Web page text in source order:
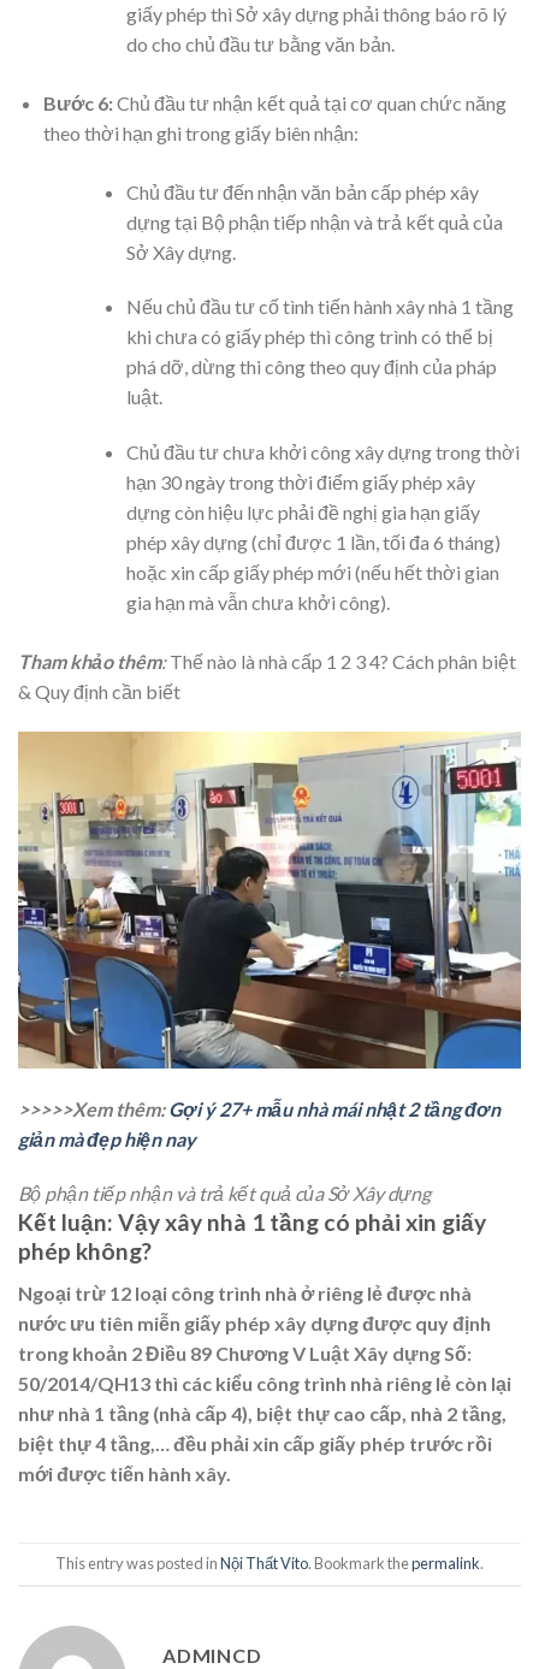
giấy phép thì Sở xây dựng phải thông báo rõ lý
do cho chủ đầu tư bằng văn bản.
Bước 6:Chủ đầu tư nhận kết quả tại cơ quan chức năng
theo thời hạn ghi trong giấy biên nhận:
Chủ đầu tư đến nhận văn bản cấp phép xây
dựng tại Bộ phận tiếp nhận và trả kết quả của
Sở Xây dựng.
Nếu chủ đầu tư cố tình tiến hành xây nhà 1 tầng
khi chưa có giấy phép thì công trình có thể bị
phá dỡ, dừng thi công theo quy định của pháp
luật.
Chủ đầu tư chưa khởi công xây dựng trong thời
hạn 30 ngày trong thời điểm giấy phép xây
dựng còn hiệu lực phải đề nghị gia hạn giấy
phép xây dựng (chỉ được 1 lần, tối đa 6 tháng)
hoặc xin cấp giấy phép mới (nếu hết thời gian
gia hạn mà vẫn chưa khởi công).
Tham khảo thêm:Thế nào là nhà cấp 1 2 3 4? Cách phân biệt
& Quy định cần biết
>>>>>Xem thêm:Gợi ý 27+ mẫu nhà mái nhật 2 tầng đơn
giản mà đẹp hiện nay
Bộ phận tiếp nhận và trả kết quả của Sở Xây dựng
Kết luận: Vậy xây nhà 1 tầng có phải xin giấy
phép không?
Ngoại trừ 12 loại công trình nhà ở riêng lẻ được nhà
nước ưu tiên miễn giấy phép xây dựng được quy định
trong ​​khoản 2 Điều 89 Chương V Luật Xây dựng Số:
50/2014/QH13 thì các kiểu công trình nhà riêng lẻ còn lại
như nhà 1 tầng (nhà cấp 4), biệt thự cao cấp, nhà 2 tầng,
biệt thự 4 tầng,… đều phải xin cấp giấy phép trước rồi
mới được tiến hành xây.
This entry was posted inNội Thất Vito. Bookmark thepermalink.
ADMINCD